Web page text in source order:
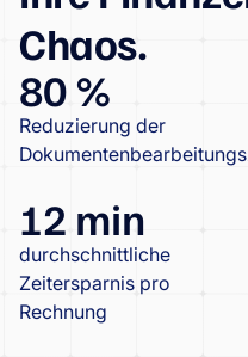
Chaos.
80 %
Reduzierung der
12 min
durchschnittliche
Zeitersparnis pro
Rechnung